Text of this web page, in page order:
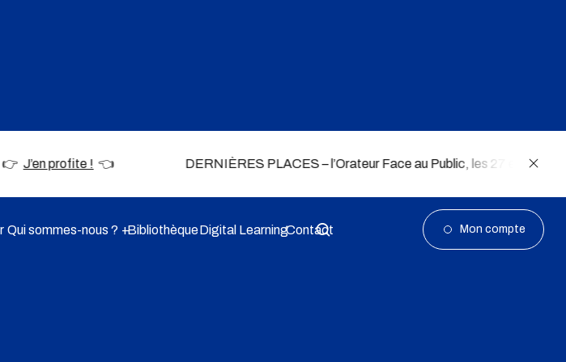
👉 J’en profite !👈 DERNIÈRES PLACES – l’Orateur Face au Public, les 27 et 28
Qui sommes-nous ? BibliothèqueDigital LearningContact Mon compte